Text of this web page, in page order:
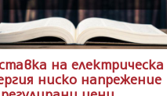
на електрическа
ниско напрежение